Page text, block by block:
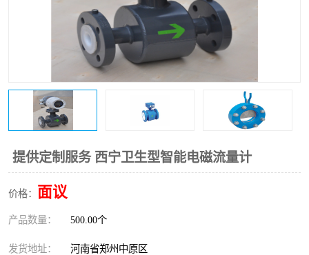
提供定制服务 西宁卫生型智能电磁流量计
价格： 面议
产品数量： 500.00个
发货地址： 河南省郑州中原区
测漏仪
锅炉水位计
智能锅炉水位计 电容液位计
流量仪表 加油站液位仪